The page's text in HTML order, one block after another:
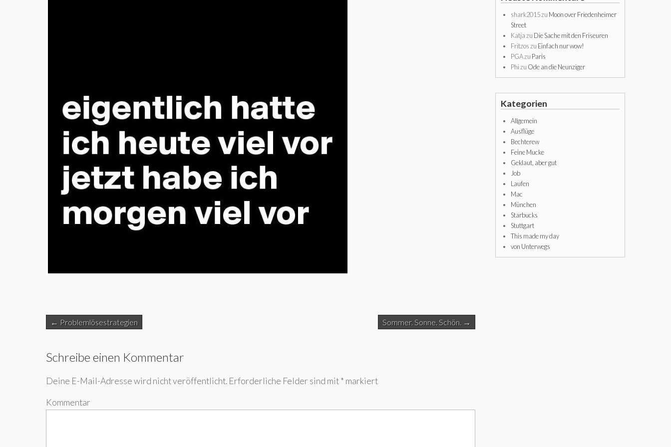
Post
navigation
← Problemlösestrategien Sommer. Sonne. Schön. →
Schreibe einen Kommentar
Deine E-Mail-Adresse wird nicht veröffentlicht. Erforderliche Felder sind mit* markiert
Kommentar
shark2015zu Moon over Friedenheimer
Street
Katjazu Die Sache mit den Friseuren
Fritzoszu Einfach nur wow!
PGAzu Paris
Phizu Ode an die Neunziger
Kategorien
Allgemein
Ausflüge
Bechterew
Feine Mucke
Geklaut, aber gut
Job
Laufen
Mac
München
Starbucks
Stuttgart
This made my day
von Unterwegs